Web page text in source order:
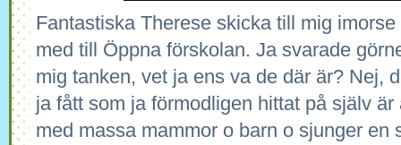
Fantastiska Therese skicka till mig
med till Öppna förskolan. Ja svarade
mig tanken, vet ja ens va de där är? Nej,
ja fått som ja förmodligen hittat på själv
med massa mammor o barn o sjunger en